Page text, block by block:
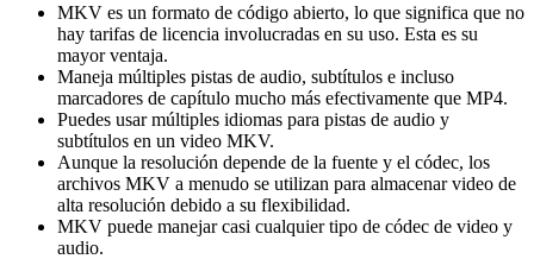
MKV es un formato de código abierto, lo que significa que no
hay tarifas de licencia involucradas en su uso. Esta es su
mayor ventaja.
Maneja múltiples pistas de audio, subtítulos e incluso
marcadores de capítulo mucho más efectivamente que MP4.
Puedes usar múltiples idiomas para pistas de audio y
subtítulos en un video MKV.
Aunque la resolución depende de la fuente y el códec, los
archivos MKV a menudo se utilizan para almacenar video de
alta resolución debido a su flexibilidad.
MKV puede manejar casi cualquier tipo de códec de video y
audio.